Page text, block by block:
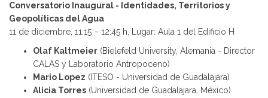
Conversatorio Inaugural - Identidades, Territorios y
Geopolíticas del Agua
11 de diciembre, 11:15 – 12:45 h, Lugar: Aula 1 del Edificio H
Olaf Kaltmeier (Bielefeld University, Alemania - Director
CALAS y Laboratorio Antropoceno)
Mario Lopez (ITESO - Universidad de Guadalajara)
Alicia Torres (Universidad de Guadalajara, México)